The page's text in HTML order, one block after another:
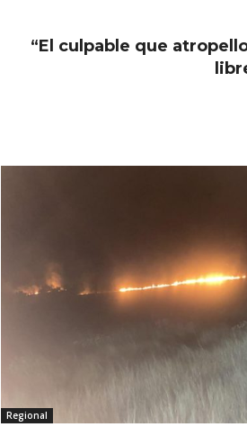
“El culpable que
Regional